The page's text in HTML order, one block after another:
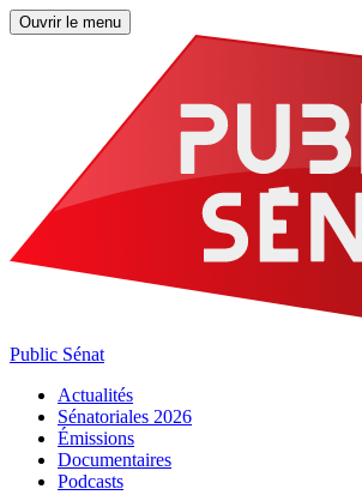
Ouvrir le menu
Public Sénat
Actualités
Sénatoriales 2026
Émissions
Documentaires
Podcasts